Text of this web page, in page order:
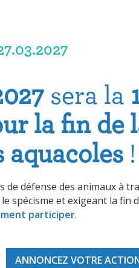
sera la
la fin de
aquacoles !
de défense des animaux à
spécisme et exigeant la fin
participer.
ANNONCEZ VOTRE